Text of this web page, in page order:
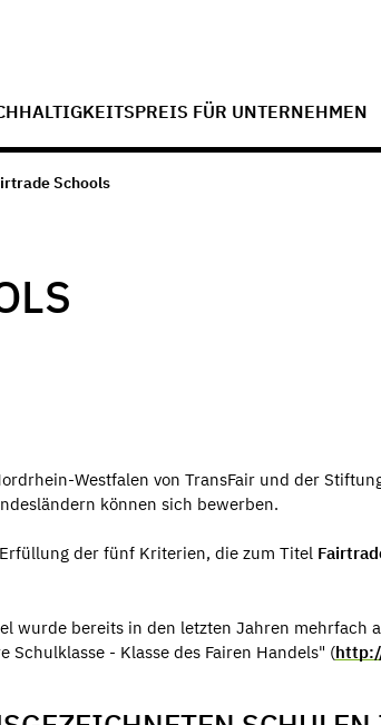
FÜR UNTERNEHMEN
Schools
Westfalen von TransFair und der
können sich bewerben.
der fünf Kriterien, die zum Titel
wurde bereits in den letzten Jahren mehrfach
Schulklasse - Klasse des Fairen Handels" (